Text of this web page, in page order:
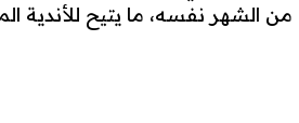
من الشهر نفسه، ما يتيح للأندية